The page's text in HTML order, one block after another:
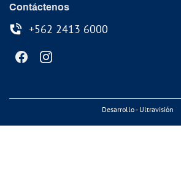
Contáctenos
+562 2413 6000
Desarrollo - Ultravisión